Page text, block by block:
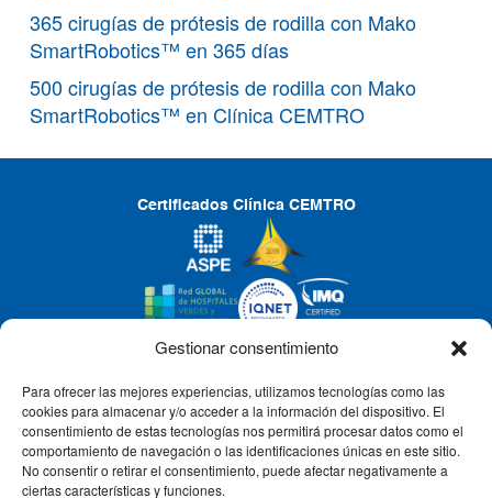
Gestionar consentimiento
Para ofrecer las mejores experiencias, utilizamos tecnologías como las
cookies para almacenar y/o acceder a la información del dispositivo. El
consentimiento de estas tecnologías nos permitirá procesar datos como el
comportamiento de navegación o las identificaciones únicas en este sitio.
No consentir o retirar el consentimiento, puede afectar negativamente a
ciertas características y funciones.
365 cirugías de prótesis de rodilla con Mako
SmartRobotics™ en 365 días
500 cirugías de prótesis de rodilla con Mako
SmartRobotics™ en Clínica CEMTRO
Certificados Clínica CEMTRO
CLÍNICA CEMTRO
QUIÉNES SOMOS